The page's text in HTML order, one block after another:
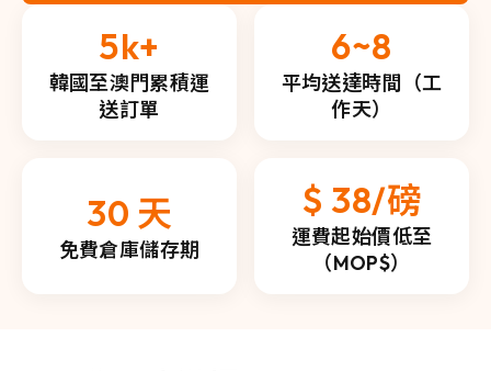
5k+
韓國至澳門累積運
送訂單
6~8
平均送達時間（工
作天）
30 天
免費倉庫儲存期
$ 38/磅
運費起始價低至
（MOP$）